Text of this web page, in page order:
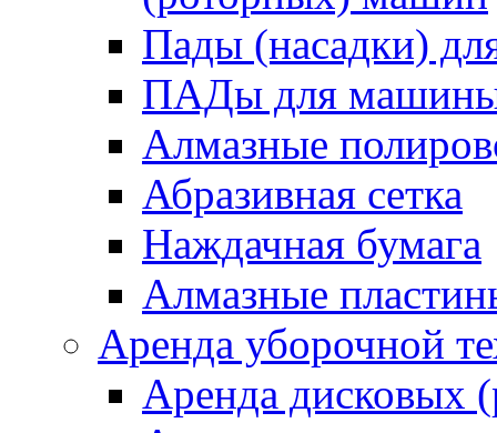
Пады (насадки)
ПАДы для
Алмазные
Абразивная сетка
Наждачная бумага
Алмазные
Аренда уборочной
Аренда дисковых